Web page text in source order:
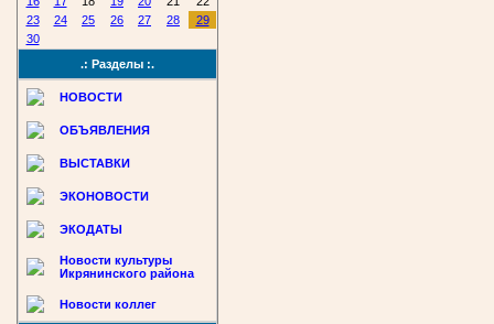
23
24 25 26 27 28
29
30
.: Разделы :.
НОВОСТИ
ОБЪЯВЛЕНИЯ
ВЫСТАВКИ
ЭКОНОВОСТИ
ЭКОДАТЫ
Новости культуры
Икрянинского района
Новости коллег